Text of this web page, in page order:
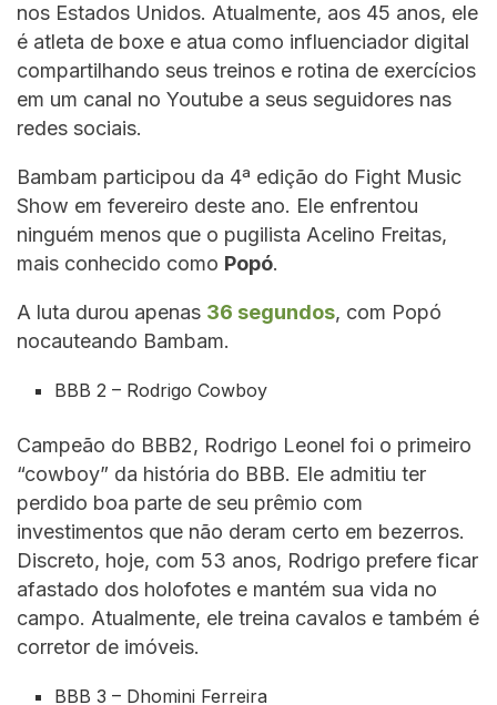
nos Estados Unidos. Atualmente, aos 45 anos, ele
é atleta de boxe e atua como influenciador digital
compartilhando seus treinos e rotina de exercícios
em um canal no Youtube a seus seguidores nas
redes sociais.
Bambam participou da 4ª edição do Fight Music
Show em fevereiro deste ano. Ele enfrentou
ninguém menos que o pugilista Acelino Freitas,
mais conhecido como Popó.
A luta durou apenas 36 segundos, com Popó
nocauteando Bambam.
BBB 2 – Rodrigo Cowboy
Campeão do BBB2, Rodrigo Leonel foi o primeiro
“cowboy” da história do BBB. Ele admitiu ter
perdido boa parte de seu prêmio com
investimentos que não deram certo em bezerros.
Discreto, hoje, com 53 anos, Rodrigo prefere ficar
afastado dos holofotes e mantém sua vida no
campo. Atualmente, ele treina cavalos e também é
corretor de imóveis.
BBB 3 – Dhomini Ferreira